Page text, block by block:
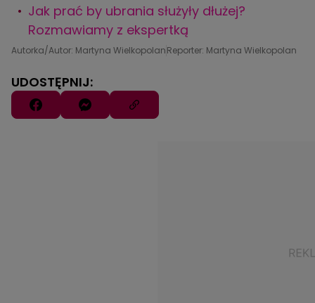
Jak prać by ubrania służyły dłużej?
Rozmawiamy z ekspertką
Autorka/Autor: Martyna WielkopolanReporter: Martyna Wielkopolan
UDOSTĘPNIJ: